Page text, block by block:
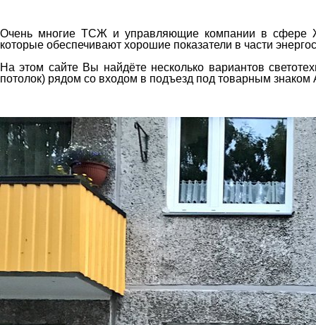
Очень многие ТСЖ и управляющие компании в сфере
которые обеспечивают хорошие показатели в части
На этом сайте Вы найдёте несколько вариантов
потолок) рядом со входом в подъезд под товарным